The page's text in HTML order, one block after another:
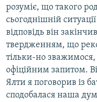
розуміє, що такого
сьогоднішній
відповідь він
твердженням, що
тільки-но зважимося,
офіційним запитом.
Ялти я поговорив із
сподобалася наша